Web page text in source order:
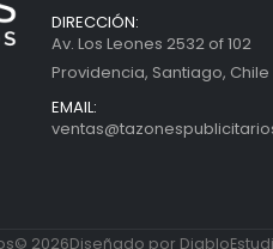
DIRECCIÓN:
Av. Los Leones 2532 of 102
Providencia, Santiago, Chile
EMAIL:
2026Diseñado por